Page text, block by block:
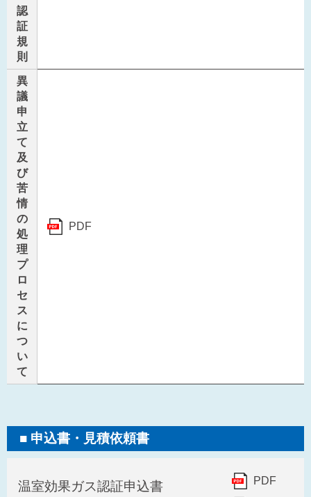
認
証
規
則
異
議
申
立
て
及
び
苦
情
の
処
理
プ
ロ
セ
ス
に
つ
い
て
PDF
申込書・見積依頼書
温室効果ガス認証申込書 PDF